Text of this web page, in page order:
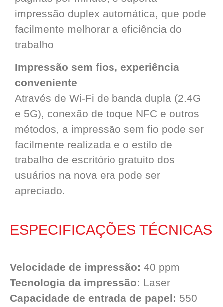
impressão duplex automática, que pode
facilmente melhorar a eficiência do
trabalho
Impressão sem fios, experiência
conveniente
Através de Wi-Fi de banda dupla (2.4G
e 5G), conexão de toque NFC e outros
métodos, a impressão sem fio pode ser
facilmente realizada e o estilo de
trabalho de escritório gratuito dos
usuários na nova era pode ser
apreciado.
ESPECIFICAÇÕES TÉCNICAS
Velocidade de impressão: 40 ppm
Tecnologia da impressão: Laser
Capacidade de entrada de papel: 550